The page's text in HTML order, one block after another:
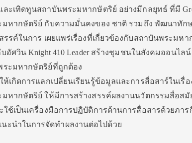
ะเทิดทูนสถาบันพระมหากษัตริย์ อย่างมีกลยุทธ์ ที่มี
มหากษัตริย์ กับความมั่นคงของ ชาติ รวมถึง พัฒนาทัก
รรค์ในการ เผยแพร่เรื่องที่เกี่ยวข้องกับสถาบันพระมห
อัศวิน Knight 410 Leader สร้างชุมชนในสังคมออนไลน์
ระมหากษัตริย์ที่ถูกต้อง
ห้เกิดการแลกเปลี่ยนเรียนรู้ข้อมูลและการสื่อสาร์ในเรื่
หากษัตริย์ ให้มีการสร้างสรรค์ผลงานนวัตกรรมสื่อสมั
ใช้เป็นเครื่องมือการปฏิบัติการด้านการสื่อสารด้วยภา
ะนำในการจัดทำผลงานต่อไปด้วย